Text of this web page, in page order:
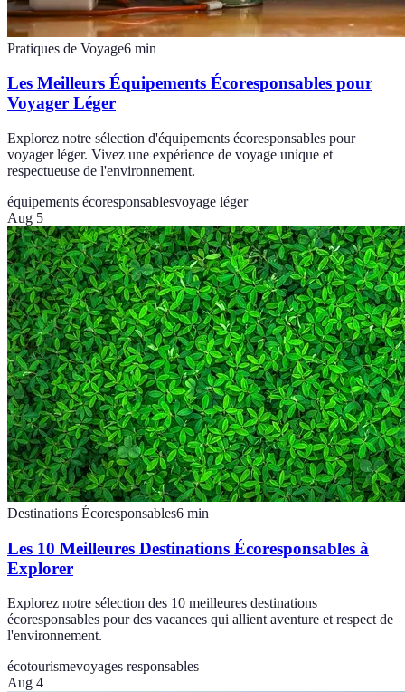
Pratiques de Voyage6 min
Les Meilleurs Équipements Écoresponsables pour
Voyager Léger
Explorez notre sélection d'équipements écoresponsables pour
voyager léger. Vivez une expérience de voyage unique et
respectueuse de l'environnement.
équipements écoresponsablesvoyage léger
Aug 5
Destinations Écoresponsables6 min
Les 10 Meilleures Destinations Écoresponsables à
Explorer
Explorez notre sélection des 10 meilleures destinations
écoresponsables pour des vacances qui allient aventure et respect de
l'environnement.
écotourismevoyages responsables
Aug 4